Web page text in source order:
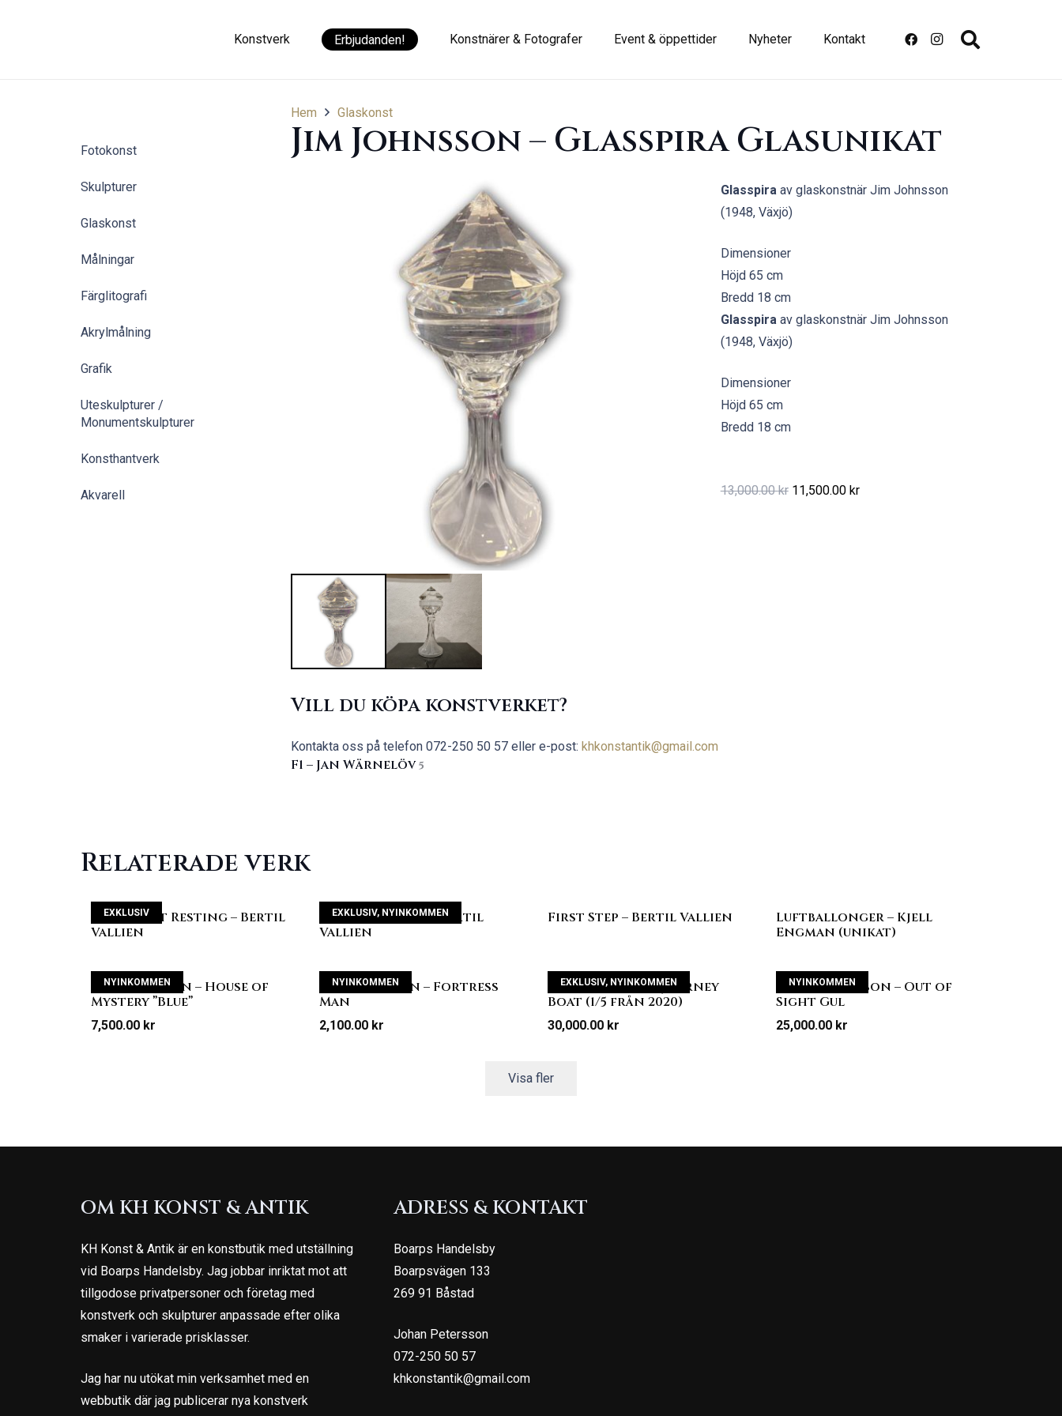
Konstverk Erbjudanden! Konstnärer & Fotografer Event & öppettider Nyheter Kontakt
Fotokonst
Skulpturer
Glaskonst
Målningar
Färglitografi
Akrylmålning
Grafik
Uteskulpturer /
Monumentskulpturer
Konsthantverk
Akvarell
Hem Glaskonst
Jim Johnsson – Glasspira Glasunikat
Glasspira av glaskonstnär Jim Johnsson
(1948, Växjö)
Dimensioner
Höjd 65 cm
Bredd 18 cm
Glasspira av glaskonstnär Jim Johnsson
(1948, Växjö)
Dimensioner
Höjd 65 cm
Bredd 18 cm
13,000.00kr Det
11,500.00 krDet
Vill du köpa konstverket?
Kontakta oss på telefon072-250 50 57 eller e-post: khkonstantik@gmail.com
F1 – Jan Wärnelöv5
Relaterade verk
Head First Resting – Bertil
Vallien
EXKLUSIV
Gatekeeper Blå – Bertil
Vallien
EXKLUSIV, NYINKOMMEN First Step – Bertil Vallien
Luftballonger – Kjell
Engman (unikat)
Bertil Vallien – House of
Mystery ”Blue”
7,500.00 kr
NYINKOMMEN
Bertil Vallien – Fortress
Man
2,100.00 kr
NYINKOMMEN
Bertil Vallien – Journey
Boat (1/5 från 2020)
30,000.00 kr
EXKLUSIV, NYINKOMMEN
Markus Åkesson – Out of
Sight Gul
25,000.00 kr
NYINKOMMEN
Visa fler
OM KH KONST & ANTIK
KH Konst & Antik är en konstbutik med utställning
vid Boarps Handelsby. Jag jobbar inriktat mot att
tillgodose privatpersoner och företag med
konstverk och skulpturer anpassade efter olika
smaker i varierade prisklasser.
Jag har nu utökat min verksamhet med en
webbutik där jag publicerar nya konstverk
ADRESS & KONTAKT
Boarps Handelsby
Boarpsvägen 133
269 91 Båstad
Johan Petersson
072-250 50 57
khkonstantik@gmail.com